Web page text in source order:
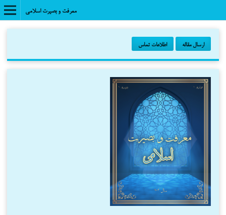
معرفت و بصیرت اسلامی
ارسال مقاله اطلاعات تماس